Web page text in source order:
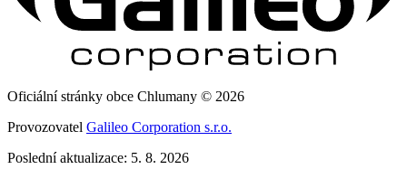
Oficiální stránky obce Chlumany © 2026
Provozovatel Galileo Corporation s.r.o.
Poslední aktualizace: 5. 8. 2026